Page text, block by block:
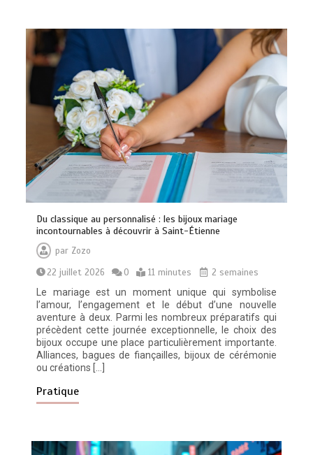
Du classique au personnalisé : les bijoux mariage
incontournables à découvrir à Saint-Étienne
par Zozo
22 juillet 2026
0 11 minutes
2 semaines
Le mariage est un moment unique qui symbolise
l’amour, l’engagement et le début d’une nouvelle
aventure à deux. Parmi les nombreux préparatifs qui
précèdent cette journée exceptionnelle, le choix des
bijoux occupe une place particulièrement importante.
Alliances, bagues de fiançailles, bijoux de cérémonie
ou créations […]
Pratique